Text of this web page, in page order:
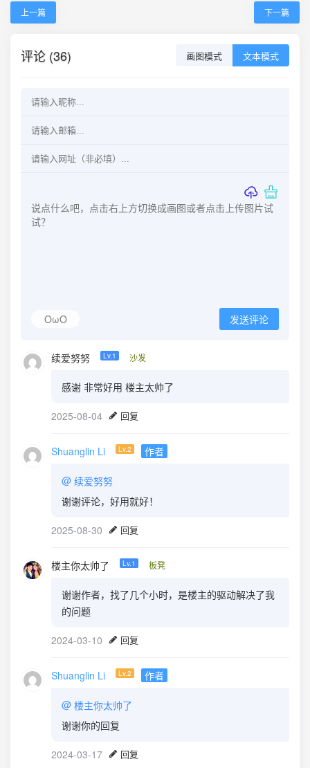
上一篇 下一篇
评论 (36) 画图模式 文本模式
OωO 发送评论
续爱努努 Lv.1 沙发
感谢 非常好用 楼主太帅了
2025-08-04 回复
Shuanglin Li Lv.2 作者
@ 续爱努努
谢谢评论，好用就好！
2025-08-30 回复
楼主你太帅了 Lv.1 板凳
谢谢作者，找了几个小时，是楼主的驱动解决了我
的问题
2024-03-10 回复
Shuanglin Li Lv.2 作者
@ 楼主你太帅了
谢谢你的回复
2024-03-17 回复